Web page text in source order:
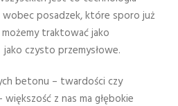
posadzek, które sporo już
traktować jako
czysto przemysłowe.
betonu – twardości czy
z nas ma głębokie